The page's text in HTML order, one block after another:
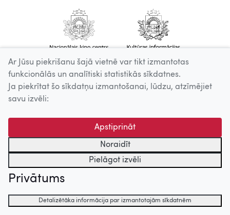
Ar Jūsu piekrišanu šajā vietnē var tikt izmantotas
funkcionālās un analītiski statistikās sīkdatnes.
Ja piekrītat šo sīkdatņu izmantošanai, lūdzu, atzīmējiet
savu izvēli:
Apstiprināt
Noraidīt
Pielāgot izvēli
Privātums
Detalizētāka informācija par izmantotajām sīkdatnēm